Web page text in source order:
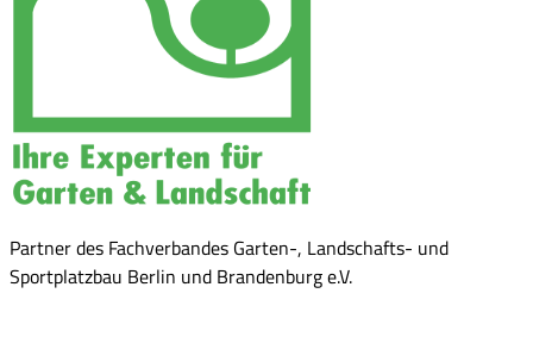
Partner des Fachverbandes Garten-, Landschafts- und
Sportplatzbau Berlin und Brandenburg e.V.